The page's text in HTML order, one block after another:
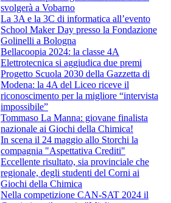
svolgerà a Vobarno
La 3A e la 3C di informatica all’evento
School Maker Day presso la Fondazione
Golinelli a Bologna
Bellacoopia 2024: la classe 4A
Elettrotecnica si aggiudica due premi
Progetto Scuola 2030 della Gazzetta di
Modena: la 4A del Liceo riceve il
riconoscimento per la migliore “intervista
impossibile”
Tommaso La Manna: giovane finalista
nazionale ai Giochi della Chimica!
In scena il 24 maggio allo Storchi la
compagnia "Aspettativa Crediti"
Eccellente risultato, sia provinciale che
regionale, degli studenti del Corni ai
Giochi della Chimica
Nella competizione CAN-SAT 2024 il